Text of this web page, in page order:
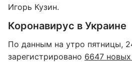
Игорь Кузин.
Коронавирус в Украине
По данным на утро пятницы,
зарегистрировано 6647